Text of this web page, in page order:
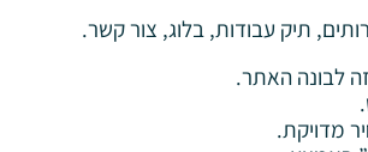
תיק עבודות, בלוג, צור קשר.
לבונה האתר.
מדויקת.